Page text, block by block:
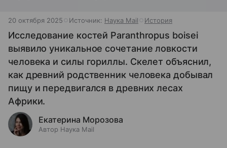
20 октября 2025 Источник: Наука Mail История
Исследование костей Paranthropus boisei
выявило уникальное сочетание ловкости
человека и силы гориллы. Скелет объяснил,
как древний родственник человека добывал
пищу и передвигался в древних лесах
Африки.
Екатерина Морозова
Автор Наука Mail